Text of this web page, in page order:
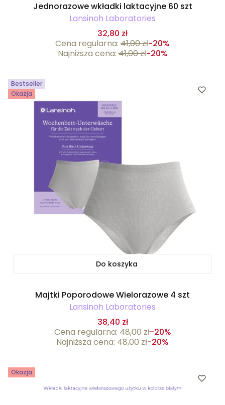
Jednorazowe wkładki laktacyjne 60 szt
Lansinoh Laboratories
32,80 zł
Cena regularna: 41,00 zł-20%
Najniższa cena:41,00 zł-20%
Okazja
Bestseller
Do koszyka
Majtki Poporodowe Wielorazowe 4 szt
Lansinoh Laboratories
38,40 zł
Cena regularna:48,00 zł-20%
Najniższa cena: 48,00 zł-20%
Okazja